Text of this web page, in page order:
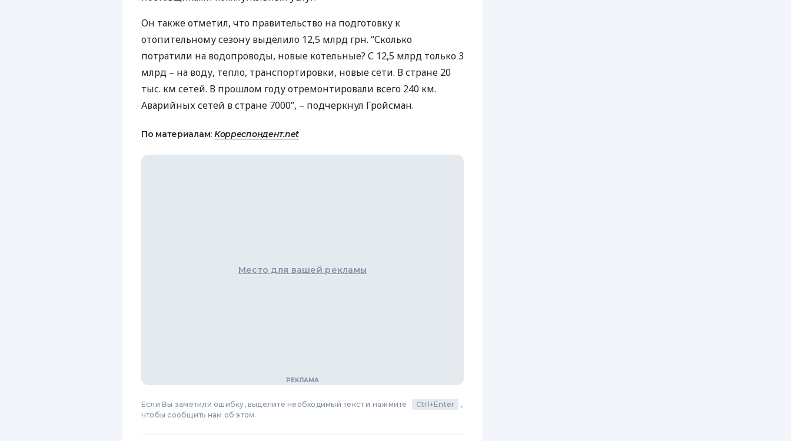
Он также отметил, что правительство на подготовку к
отопительному сезону выделило 12,5 млрд грн. “Сколько
потратили на водопроводы, новые котельные? С 12,5 млрд только 3
млрд – на воду, тепло, транспортировки, новые сети. В стране 20
тыс. км сетей. В прошлом году отремонтировали всего 240 км.
Аварийных сетей в стране 7000”, – подчеркнул Гройсман.
По материалам: Корреспондент.net
Место для вашей рекламы
Если Вы заметили ошибку, выделите необходимый текст и нажмите Ctrl+Enter
,
чтобы сообщить нам об этом.